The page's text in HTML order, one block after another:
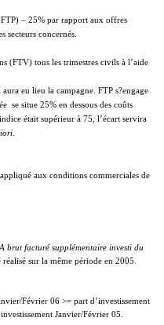
– 25% par rapport aux offres
secteurs concernés.
(FTV) tous les trimestres civils à l’aide
eu lieu la campagne. FTP s?engage
 se situe 25% en dessous des coûts
était supérieur à 75, l’écart servira
aux conditions commerciales de
brut facturé supplémentaire investi du
sur la même période en 2005.
Février 06 >= part d’investissement
Janvier/Février 05.